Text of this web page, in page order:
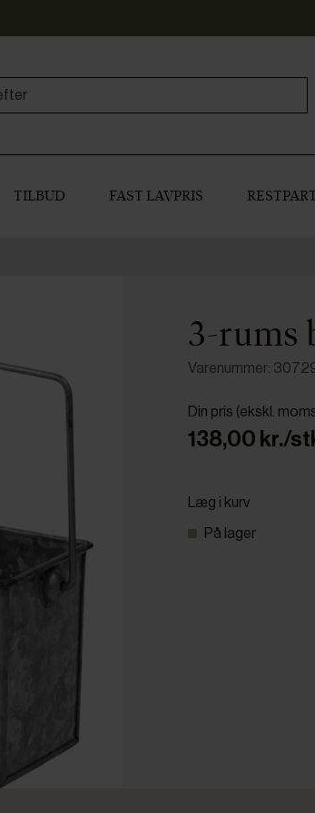
TILBUD FAST LAVPRIS
3-rums
Varenummer:
Din pris (ekskl.
138,00 kr./
Læg i kurv
På lager